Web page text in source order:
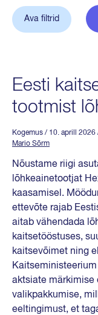
Eesti
tootmist
Kogemus / 10. aprill 2026
Mario Sõrm
Nõustame riigi
lõhkeainetootjat
kaasamisel.
ettevõte rajab
aitab vähendada
kaitsetööstuses,
kaitsevõimet ning
aktsiate märkimise
valikpakkumise,
eeltingimust, et
Ava filtrid